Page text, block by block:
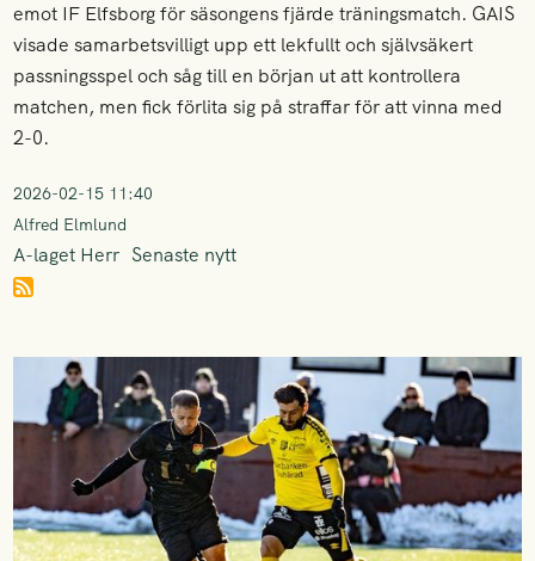
emot IF Elfsborg för säsongens fjärde träningsmatch. GAIS
visade samarbetsvilligt upp ett lekfullt och självsäkert
passningsspel och såg till en början ut att kontrollera
matchen, men fick förlita sig på straffar för att vinna med
2-0.
2026-02-15 11:40
Alfred Elmlund
A-laget Herr Senaste nytt